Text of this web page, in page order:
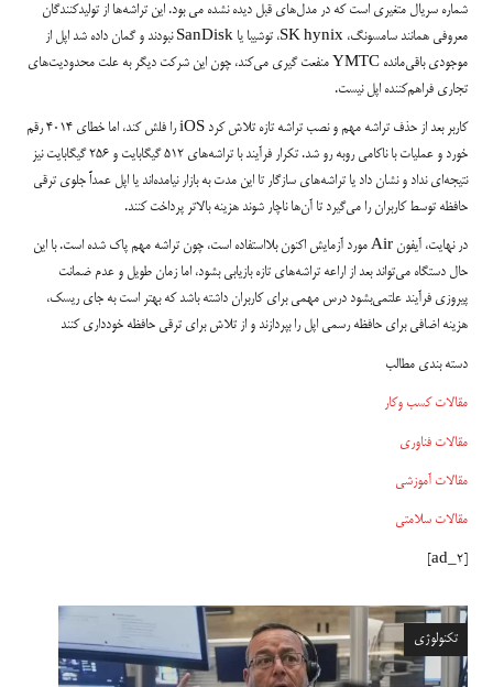
شماره سریال متغیری است که در مدل‌های قبل دیده نشده می بود. این تراشه‌ها از تولیدکنندگان
معروفی همانند سامسونگ، SK hynix، توشیبا یا SanDisk نبودند و گمان داده شد اپل از
موجودی باقی‌مانده YMTC منفعت گیری می‌کند، چون این شرکت دیگر به علت محدودیت‌های
تجاری فراهم‌کننده اپل نیست.
کاربر بعد از حذف تراشه مهم و نصب تراشه تازه تلاش کرد iOS را فلش کند، اما خطای 4014 رقم
خورد و عملیات با ناکامی روبه رو شد. تکرار فرآیند با تراشه‌های 512 گیگابایت و 256 گیگابایت نیز
نتیجه‌ای نداد و نشان داد یا تراشه‌های سازگار تا این مدت به بازار نیامده‌اند یا اپل عمداً جلوی ترقی
حافظه توسط کاربران را می‌گیرد تا آن‌ها ناچار شوند هزینه بالاتر پرداخت کنند.
در نهایت، آیفون Air مورد آزمایش اکنون بلااستفاده است، چون تراشه مهم پاک شده است. با این
حال دستگاه می‌تواند بعد از اراعه تراشه‌های تازه بازیابی بشود، اما زمان طویل و عدم ضمانت
پیروزی فرآیند علتمی‌بشود درس مهمی برای کاربران داشته باشد که بهتر است به جای ریسک،
هزینه اضافی برای حافظه رسمی اپل را بپردازند و از تلاش برای ترقی حافظه خودداری کنند
دسته بندی مطالب
مقالات کسب وکار
مقالات فناوری
مقالات آموزشی
مقالات سلامتی
تکنولوژی